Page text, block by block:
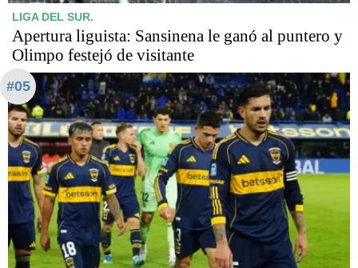
LIGA DEL SUR.
Apertura liguista: Sansinena le ganó al puntero y
Olimpo festejó de visitante
#05